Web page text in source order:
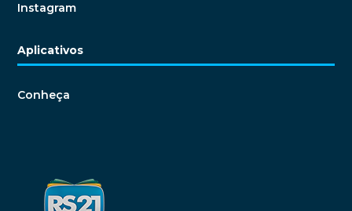
Instagram
Aplicativos
Conheça